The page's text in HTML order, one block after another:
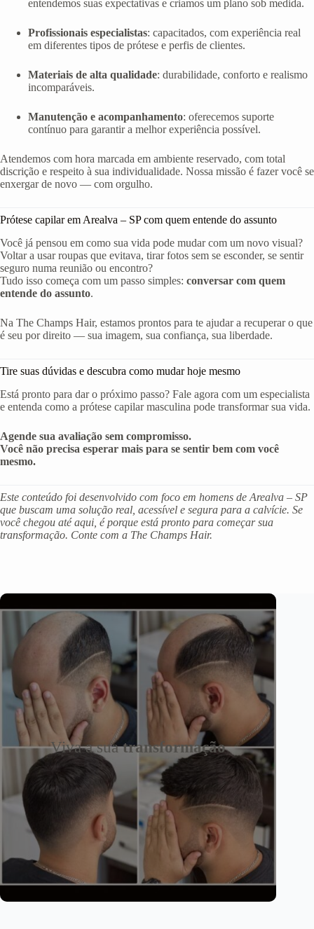
entendemos suas expectativas e criamos um plano sob medida.
Profissionais especialistas: capacitados, com experiência real
em diferentes tipos de prótese e perfis de clientes.
Materiais de alta qualidade: durabilidade, conforto e realismo
incomparáveis.
Manutenção e acompanhamento: oferecemos suporte
contínuo para garantir a melhor experiência possível.
Atendemos com hora marcada em ambiente reservado, com total
discrição e respeito à sua individualidade. Nossa missão é fazer você se
enxergar de novo — com orgulho.
Prótese capilar em Arealva – SP com quem entende do assunto
Você já pensou em como sua vida pode mudar com um novo visual?
Voltar a usar roupas que evitava, tirar fotos sem se esconder, se sentir
seguro numa reunião ou encontro?
Tudo isso começa com um passo simples: conversar com quem
entende do assunto.
Na The Champs Hair, estamos prontos para te ajudar a recuperar o que
é seu por direito — sua imagem, sua confiança, sua liberdade.
Tire suas dúvidas e descubra como mudar hoje mesmo
Está pronto para dar o próximo passo? Fale agora com um especialista
e entenda como a prótese capilar masculina pode transformar sua vida.
Agende sua avaliação sem compromisso.
Você não precisa esperar mais para se sentir bem com você
mesmo.
Este conteúdo foi desenvolvido com foco em homens de Arealva – SP
que buscam uma solução real, acessível e segura para a calvície. Se
você chegou até aqui, é porque está pronto para começar sua
transformação. Conte com a The Champs Hair.
Viva a suatransformação